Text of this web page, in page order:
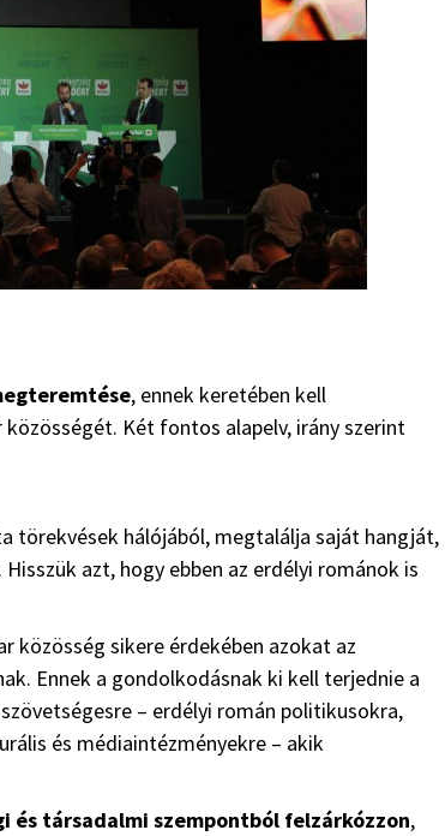
, ennek keretében kell
Két fontos alapelv, irány szerint
törekvések hálójából, megtalálja saját hangját,
azt, hogy ebben az erdélyi románok is
közösség sikere érdekében azokat az
Ennek a gondolkodásnak ki kell terjednie a
– erdélyi román politikusokra,
és médiaintézményekre – akik
és társadalmi szempontból felzárkózzon,